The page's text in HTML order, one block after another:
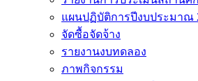
แผนปฏิบัติการปีงบประมาณ
จัดซื้อจัดจ้าง
รายงานงบทดลอง
ภาพกิจกรรม